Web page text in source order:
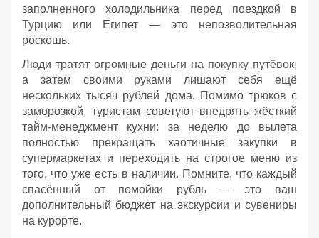
заполненного холодильника перед поездкой в
Турцию или Египет — это непозволительная
роскошь.
Люди тратят огромные деньги на покупку путёвок,
а затем своими руками лишают себя ещё
нескольких тысяч рублей дома. Помимо трюков с
заморозкой, туристам советуют внедрять жёсткий
тайм-менеджмент кухни: за неделю до вылета
полностью прекращать хаотичные закупки в
супермаркетах и переходить на строгое меню из
того, что уже есть в наличии. Помните, что каждый
спасённый от помойки рубль — это ваш
дополнительный бюджет на экскурсии и сувениры
на курорте.